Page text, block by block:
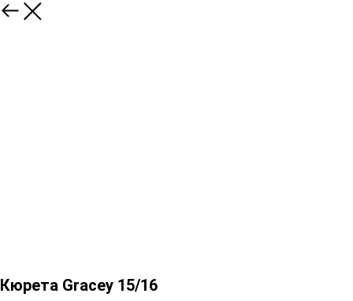
Кюрета Gracey 15/16